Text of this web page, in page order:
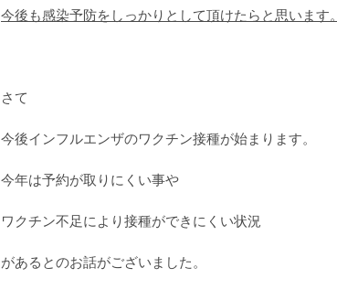
今後も感染予防をしっかりとして頂けたらと思います。
さて
今後インフルエンザのワクチン接種が始まります。
今年は予約が取りにくい事や
ワクチン不足により接種ができにくい状況
があるとのお話がございました。